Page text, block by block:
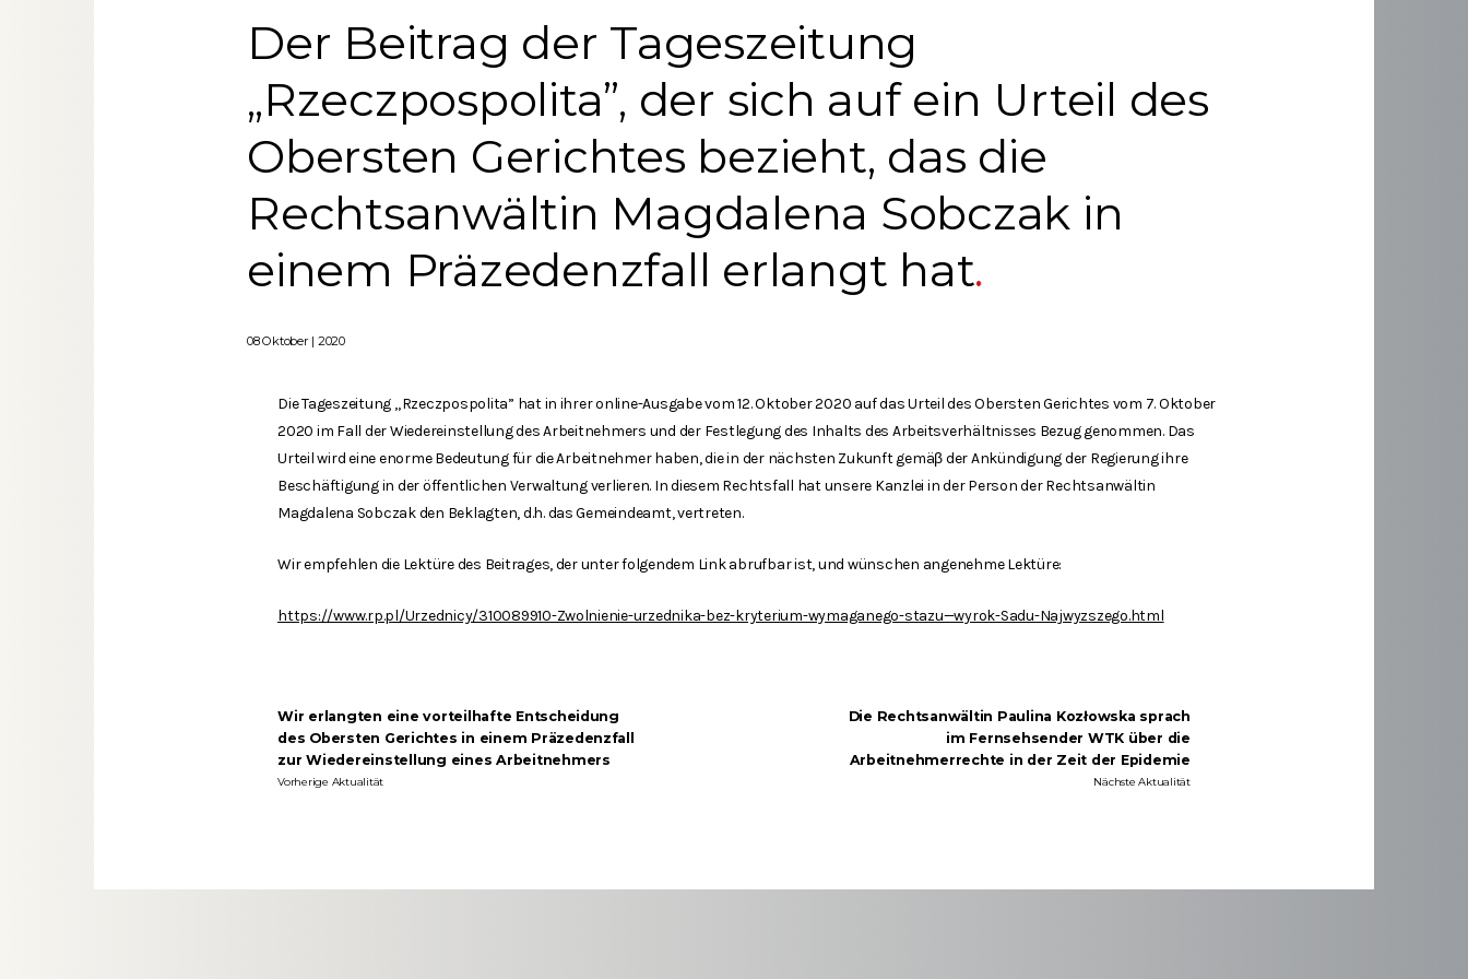
Der Beitrag der Tageszeitung
„Rzeczpospolita”, der sich auf ein Urteil des
Obersten Gerichtes bezieht, das die
Rechtsanwältin Magdalena Sobczak in
einem Präzedenzfall erlangt hat
08 Oktober | 2020
Die Tageszeitung „Rzeczpospolita” hat in ihrer online-Ausgabe vom 12. Oktober 2020 auf das Urteil des Obersten Gerichtes vom 7. Oktober
2020 im Fall der Wiedereinstellung des Arbeitnehmers und der Festlegung des Inhalts des Arbeitsverhältnisses Bezug genommen. Das
Urteil wird eine enorme Bedeutung für die Arbeitnehmer haben, die in der nächsten Zukunft gemäβ der Ankündigung der Regierung ihre
Beschäftigung in der öffentlichen Verwaltung verlieren. In diesem Rechtsfall hat unsere Kanzlei in der Person der Rechtsanwältin
Magdalena Sobczak den Beklagten, d.h. das Gemeindeamt, vertreten.
Wir empfehlen die Lektüre des Beitrages, der unter folgendem Link abrufbar ist, und wünschen angenehme Lektüre:
https://www.rp.pl/Urzednicy/310089910-Zwolnienie-urzednika-bez-kryterium-wymaganego-stazu—wyrok-Sadu-Najwyzszego.html
Wir erlangten eine vorteilhafte Entscheidung
des Obersten Gerichtes in einem Präzedenzfall
zur Wiedereinstellung eines Arbeitnehmers
Vorherige Aktualität
Die Rechtsanwältin Paulina Kozłowska sprach
im Fernsehsender WTK über die
Arbeitnehmerrechte in der Zeit der Epidemie
Nächste Aktualität